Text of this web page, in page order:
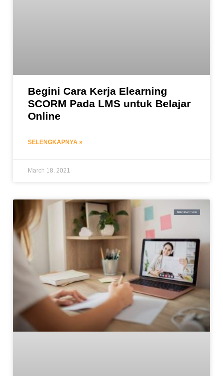
Begini Cara Kerja Elearning
SCORM Pada LMS untuk Belajar
Online
SELENGKAPNYA »
March 18, 2021
TREN DAN TECH